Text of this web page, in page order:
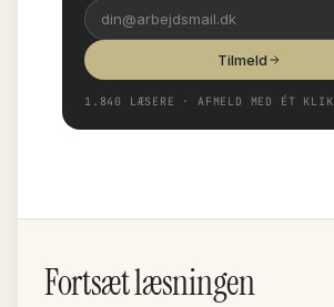
Tilmeld
1.840 LÆSERE · AFMELD MED ÉT KLIK
Fortsæt læsningen